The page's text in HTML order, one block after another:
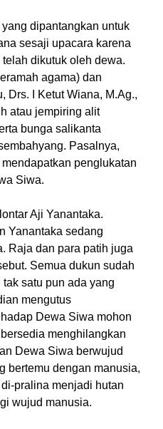
dipantangkan untuk
sesaji upacara karena
dikutuk oleh dewa.
agama) dan
Drs. I Ketut Wiana, M.Ag.,
atau jempiring alit
bunga salikanta
Pasalnya,
penglukatan
Siwa.
Aji Yanantaka.
Yanantaka sedang
Raja dan para patih juga
Semua dukun sudah
satu pun ada yang
mengutus
Dewa Siwa mohon
menghilangkan
Dewa Siwa berwujud
bertemu dengan manusia,
pralina menjadi hutan
wujud manusia.